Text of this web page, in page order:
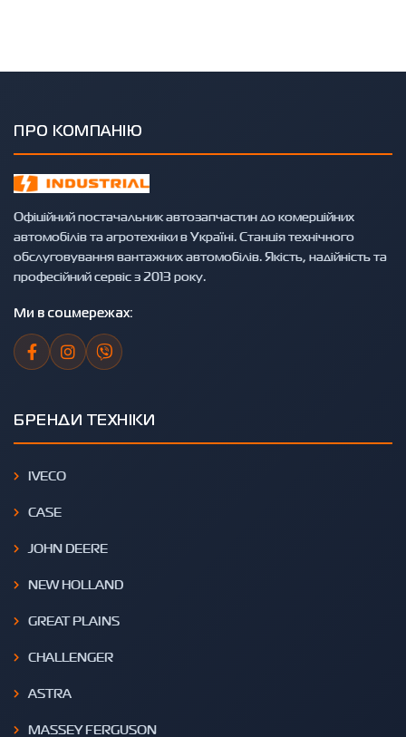
ПРО КОМПАНІЮ
Офіційний постачальник автозапчастин до комерційних
автомобілів та агротехніки в Україні. Станція технічного
обслуговування вантажних автомобілів. Якість, надійність та
професійний сервіс з 2013 року.
Ми в соцмережах:
БРЕНДИ ТЕХНІКИ
IVECO
CASE
JOHN DEERE
NEW HOLLAND
GREAT PLAINS
CHALLENGER
ASTRA
MASSEY FERGUSON